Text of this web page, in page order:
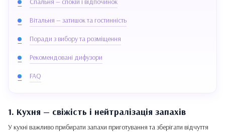
Вітальня — затишок та гостинність
Поради з вибору та розміщення
Рекомендовані дифузори
FAQ
1. Кухня — свіжість і нейтралізація запахів
У кухні важливо прибирати запахи приготування та зберігати відчуття